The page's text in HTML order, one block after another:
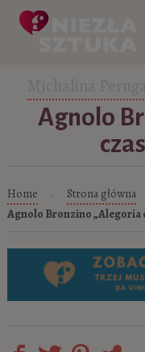
Agnolo
Home Strona główna
Agnolo Bronzino „Alegoria